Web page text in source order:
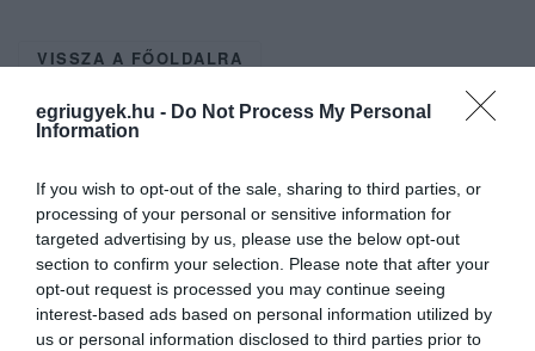
egriugyek.hu - Do Not Process My Personal
Information
If you wish to opt-out of the sale, sharing to third parties, or
processing of your personal or sensitive information for
targeted advertising by us, please use the below opt-out
section to confirm your selection. Please note that after your
opt-out request is processed you may continue seeing
interest-based ads based on personal information utilized by
us or personal information disclosed to third parties prior to
VISSZA A FŐOLDALRA
Legfrissebb híreink